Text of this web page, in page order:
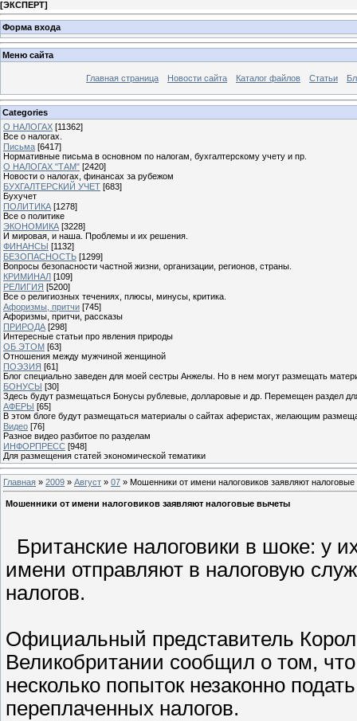
[ЭКСПЕРТ]
Форма входа
Меню сайта
Главная страница Новости сайта Каталог файлов Статьи
Categories
О НАЛОГАХ [11362]
Все о налогах.
Письма [6417]
Нормативные письма в основном по налогам, бухгалтерскому учету и пр.
О НАЛОГАХ "ТАМ" [2420]
Новости о налогах, финансах за рубежом
БУХГАЛТЕРСКИЙ УЧЕТ [683]
Бухучет
ПОЛИТИКА [1278]
Все о политике
ЭКОНОМИКА [3228]
И мировая, и наша. Проблемы и их решения.
ФИНАНСЫ [1132]
БЕЗОПАСНОСТЬ [1299]
Вопросы безопасности частной жизни, организации, регионов, страны.
КРИМИНАЛ [109]
РЕЛИГИЯ [5200]
Все о религиозных течениях, плюсы, минусы, критика.
Афоризмы, притчи [745]
Афоризмы, притчи, рассказы
ПРИРОДА [298]
Интересные статьи про явления природы
ОБ ЭТОМ [63]
Отношения между мужчиной женщиной
ПОЭЗИЯ [61]
Блог специально заведен для моей сестры Анжелы. Но в нем могут размещать
БОНУСЫ [30]
Здесь будут размещаться Бонусы рублевые, долларовые и др. Перемещен раздел
АФЕРЫ [65]
В этом блоге будут размещаться материалы о сайтах аферистах, желающим
Видео [76]
Разное видео разбитое по разделам
ИНФОРПРЕСС [948]
Для размещения статей экономической тематики
Главная » 2009 » Август » 07 » Мошенники от имени налоговиков заявляют
Мошенники от имени налоговиков заявляют налоговые вычеты
Британские налоговики в шоке: у
имени отправляют в налоговую
налогов.
Официальный представитель
Великобритании сообщил о том,
несколько попыток незаконно
переплаченных налогов.